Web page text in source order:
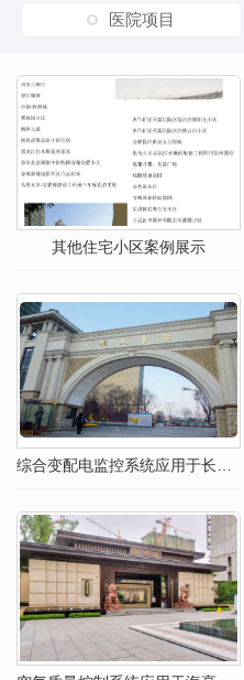
医院项目
其他住宅小区案例展示